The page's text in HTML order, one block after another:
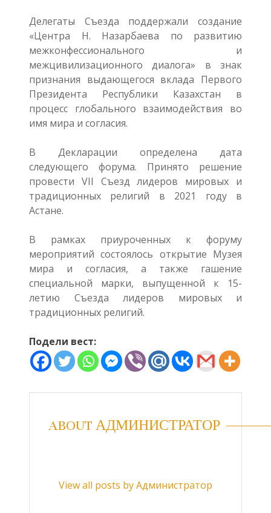
Делегаты Съезда поддержали создание
«Центра Н. Назарбаева по развитию
межконфессионального и
межцивилизационного диалога» в знак
признания выдающегося вклада Первого
Президента Республики Казахстан в
процесс глобального взаимодействия во
имя мира и согласия.
В Декларации определена дата
следующего форума. Принято решение
провести VII Съезд лидеров мировых и
традиционных религий в 2021 году в
Астане.
В рамках приуроченных к форуму
мероприятий состоялось открытие Музея
мира и согласия, а также гашение
специальной марки, выпущенной к 15-
летию Съезда лидеров мировых и
традиционных религий.
Подели вест:
ABOUT АДМИНИСТРАТОР
View all posts by Администратор